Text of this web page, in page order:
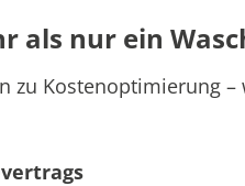
als nur ein
zu Kostenoptimierung